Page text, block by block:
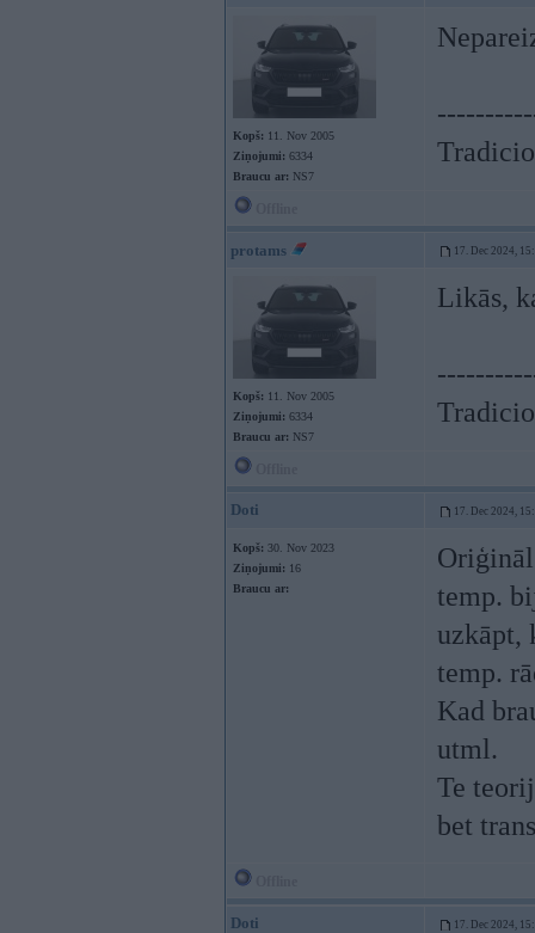
Kopš: 11. Nov 2005
Ziņojumi: 6334
Braucu ar: NS7
protams 17. Dec 2024,
Kopš: 11. Nov 2005
Ziņojumi: 6334
Braucu ar: NS7
Likās,
Doti 17. Dec 2024,
Kopš: 30. Nov 2023
Ziņojumi: 16
Braucu ar:
temp.
uzkāpt,
temp.
Kad
utml.
Te
bet
Doti 17. Dec 2024,